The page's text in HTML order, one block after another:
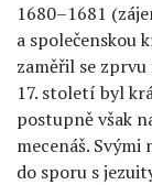
1680–1681
a společenskou
zaměřil se
17. století byl
postupně však
mecenáš.
do sporu s